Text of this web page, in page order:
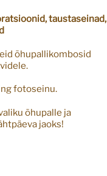
taustaseinad,
õhupallikombosid
fotoseinu.
õhupalle ja
jaoks!